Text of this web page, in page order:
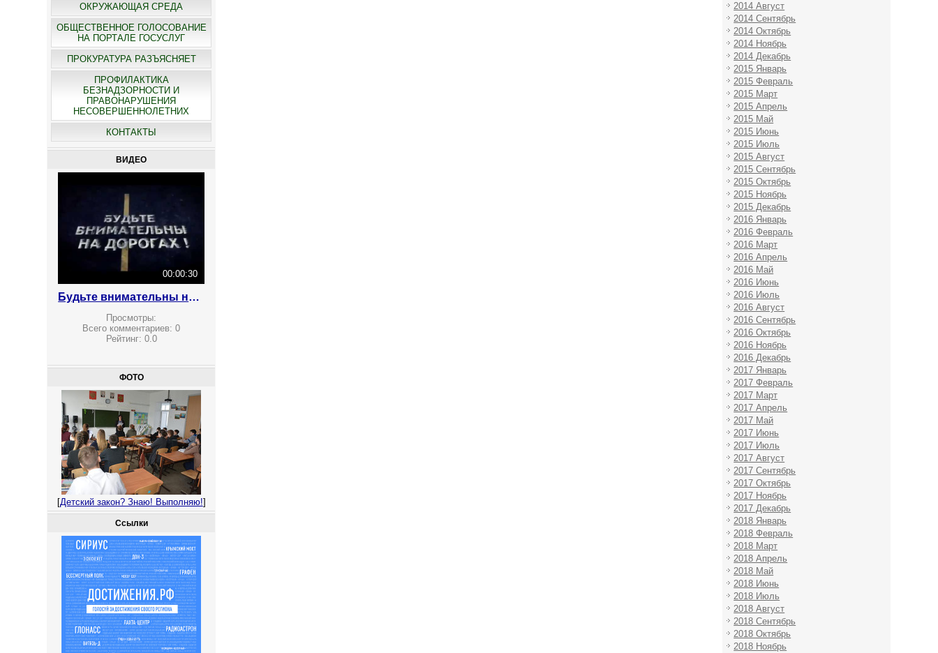
ОКРУЖАЮЩАЯ СРЕДА
ОБЩЕСТВЕННОЕ ГОЛОСОВАНИЕ
НА ПОРТАЛЕ ГОСУСЛУГ
ПРОКУРАТУРА РАЗЪЯСНЯЕТ
ПРОФИЛАКТИКА
БЕЗНАДЗОРНОСТИ И
ПРАВОНАРУШЕНИЯ
НЕСОВЕРШЕННОЛЕТНИХ
КОНТАКТЫ
ВИДЕО
00:00:30
Будьте внимательны на дорогах!
Просмотры:
Всего комментариев:0
Рейтинг: 0.0
ФОТО
[Детский закон? Знаю! Выполняю!]
Ссылки
2014 Август
2014 Сентябрь
2014 Октябрь
2014 Ноябрь
2014 Декабрь
2015 Январь
2015 Февраль
2015 Март
2015 Апрель
2015 Май
2015 Июнь
2015 Июль
2015 Август
2015 Сентябрь
2015 Октябрь
2015 Ноябрь
2015 Декабрь
2016 Январь
2016 Февраль
2016 Март
2016 Апрель
2016 Май
2016 Июнь
2016 Июль
2016 Август
2016 Сентябрь
2016 Октябрь
2016 Ноябрь
2016 Декабрь
2017 Январь
2017 Февраль
2017 Март
2017 Апрель
2017 Май
2017 Июнь
2017 Июль
2017 Август
2017 Сентябрь
2017 Октябрь
2017 Ноябрь
2017 Декабрь
2018 Январь
2018 Февраль
2018 Март
2018 Апрель
2018 Май
2018 Июнь
2018 Июль
2018 Август
2018 Сентябрь
2018 Октябрь
2018 Ноябрь